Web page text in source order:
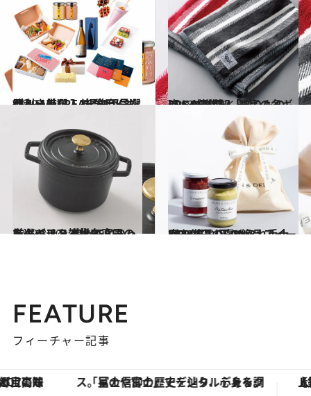
2019.11.18
目利きのCREA編集部員ながみー厳選！ 自分用にも欲しい差し入れグルメ8選
グルメ 2018.12.1
CREA編集部「贈りもの班」が推薦！ 最高の冬ギフトBEST7
ライフスタイル
2019.3.10
スタイリスト椎名直子の厳選ギフト 使ってよかったキッチン雑貨BEST7
ライフスタイル 2019.8.3
3,000円以下の絶品スイーツを厳選 DEAN & DELUCAの褒められ手土産
グルメ
FEATURE
フィーチャー記事
「星のや富士」でデジタルデトックス。冨士信仰の歴史を辿り、心身を調える。 【銀座で出合う最旬美容】美髪ケアや上質